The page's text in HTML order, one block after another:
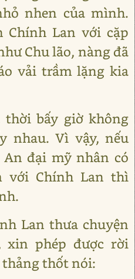
nhen của mình.
Chính Lan với cặp
Chu lão, nàng đã
vải trầm lặng kia
thời bấy giờ không
nhau. Vì vậy, nếu
đại mỹ nhân có
với Chính Lan thì
Lan thưa chuyện
xin phép được rời
thảng thốt nói: